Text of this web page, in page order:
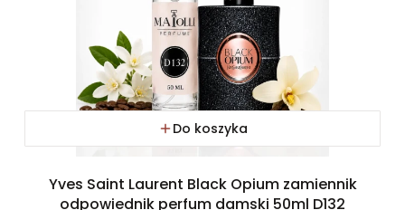
Do koszyka
Yves Saint Laurent Black Opium zamiennik
odpowiednik perfum damski 50ml D132